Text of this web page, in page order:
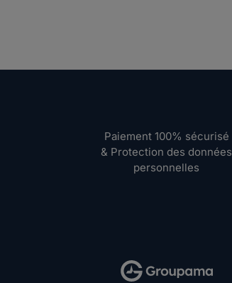
Paiement 100% sécurisé
& Protection des données
personnelles